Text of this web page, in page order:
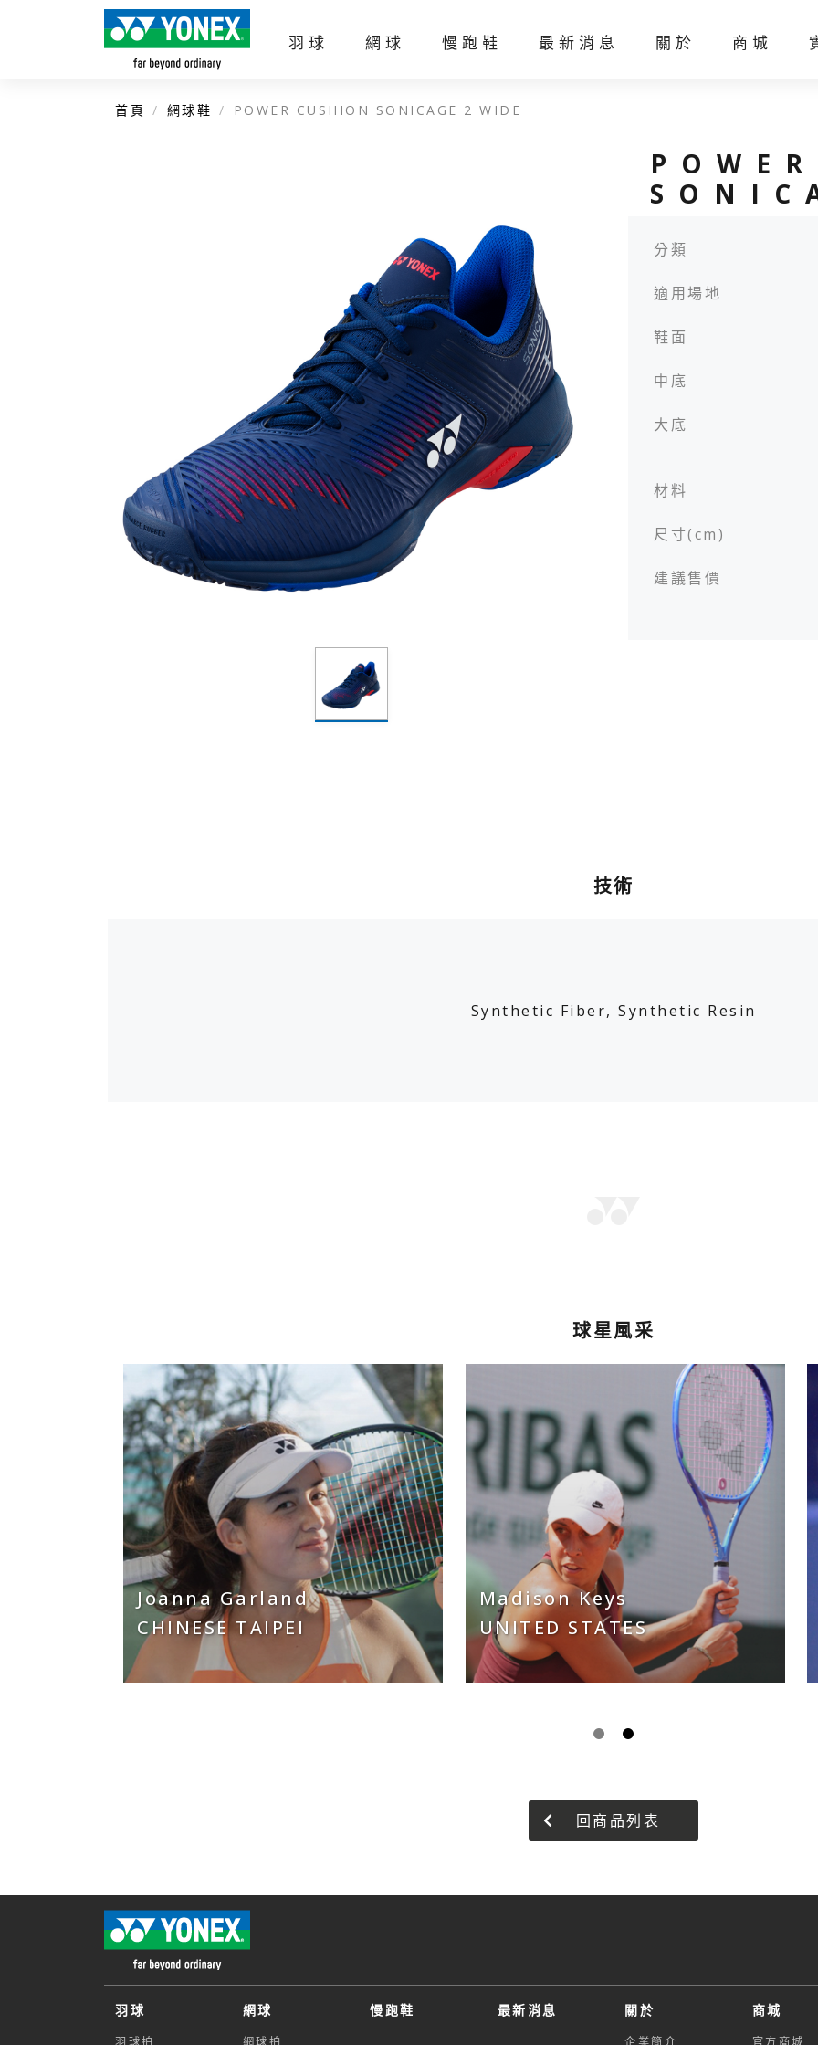
羽球
羽球線
包袋 服飾
網球
網球線
包袋 服飾
慢跑鞋 最新消息 關於 商城
首頁 網球鞋 POWER CUSHION SONICAGE 2 WIDE
分類
適用場地
鞋面
中底
大底
材料
尺寸(cm)
建議售價
技術
Synthetic Fiber, Synthetic Resin
球星風采
Joanna Garland
CHINESE TAIPEI
Madison Keys
UNITED STATES
回商品列表
羽球
羽球拍
網球
網球拍
慢跑鞋 最新消息 關於
企業簡介
商城
官方商城